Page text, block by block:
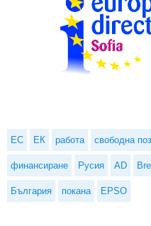
ЕС ЕК работа свободна
финансиране Русия AD
България покана EPSO